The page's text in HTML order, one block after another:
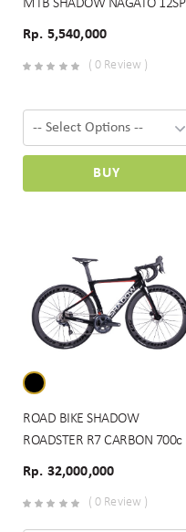
MTB SHADOW NAGATO 12SP
Rp. 5,540,000
( 0 Review )
BUY
ROAD BIKE SHADOW
ROADSTER R7 CARBON 700c
Rp. 32,000,000
( 0 Review )